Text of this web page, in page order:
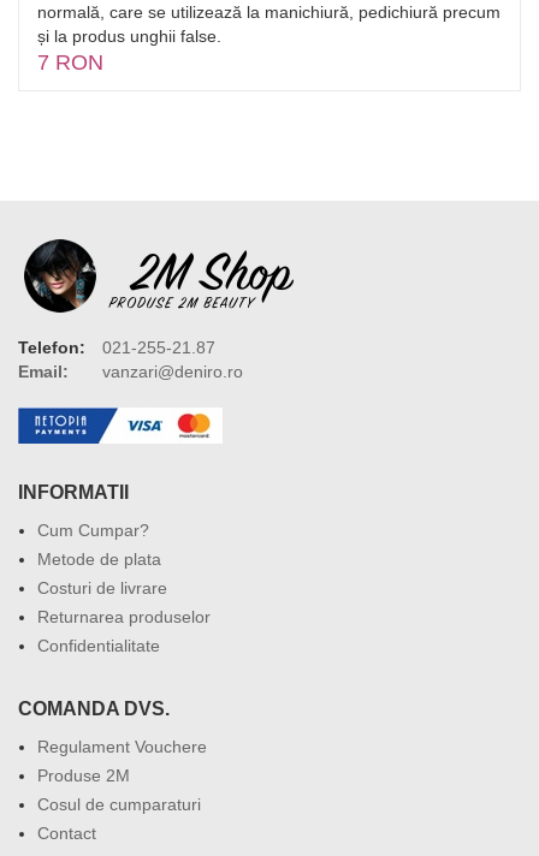
normală, care se utilizează la manichiură, pedichiură precum
și la produs unghii false.
7 RON
Telefon:
021-255-21.87
Email:
vanzari@deniro.ro
INFORMATII
Cum Cumpar?
Metode de plata
Costuri de livrare
Returnarea produselor
Confidentialitate
COMANDA DVS.
Regulament Vouchere
Produse 2M
Cosul de cumparaturi
Contact